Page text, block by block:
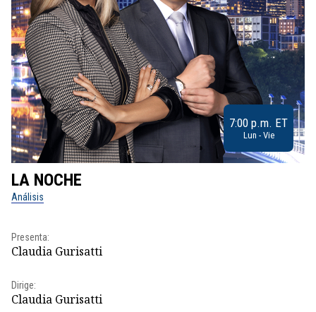
7:00 p.m. ET
Lun - Vie
LA NOCHE
Análisis
Presenta:
Claudia Gurisatti
Dirige:
Claudia Gurisatti